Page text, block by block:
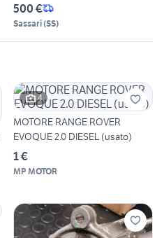
500 €
Sassari(SS)
4
MOTORE RANGE ROVER
EVOQUE 2.0 DIESEL (usato)
1 €
MP MOTOR